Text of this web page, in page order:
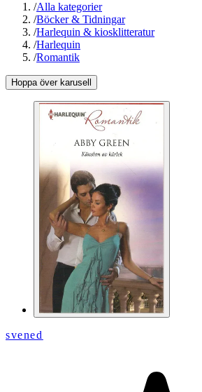
/Alla kategorier
/Böcker & Tidningar
/Harlequin & kiosklitteratur
/Harlequin
/Romantik
Hoppa över karusell
svened